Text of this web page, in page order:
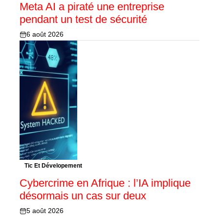
Meta AI a piraté une entreprise
pendant un test de sécurité
6 août 2026
Tic Et Dévelopement
Cybercrime en Afrique : l’IA implique
désormais un cas sur deux
5 août 2026